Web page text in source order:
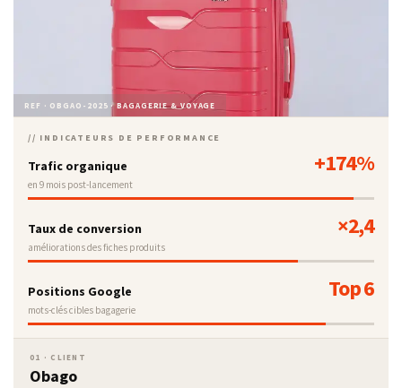
REF · OBGAO-2025 · BAGAGERIE & VOYAGE
// INDICATEURS DE PERFORMANCE
Trafic organique +174%
en 9 mois post-lancement
Taux de conversion ×2,4
améliorations des fiches produits
Positions Google Top 6
mots-clés cibles bagagerie
01 · CLIENT
Obago